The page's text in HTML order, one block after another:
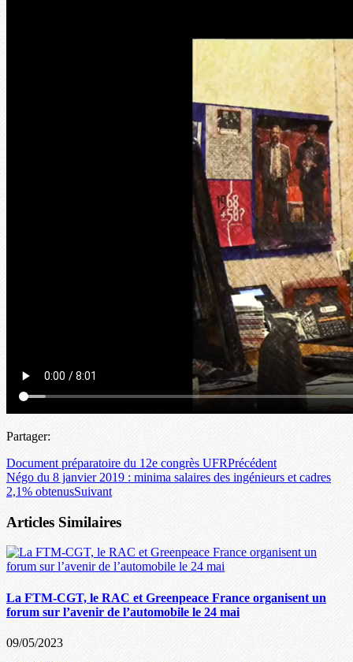
Partager:
Document préparatoire du 12e congrès UFRPrécédent
Négo du 8 janvier 2019 : minima salaires des ingénieurs et cadres
2,1% obtenusSuivant
Articles Similaires
La FTM-CGT, le RAC et Greenpeace France organisent un
forum sur l’avenir de l’automobile le 24 mai
09/05/2023